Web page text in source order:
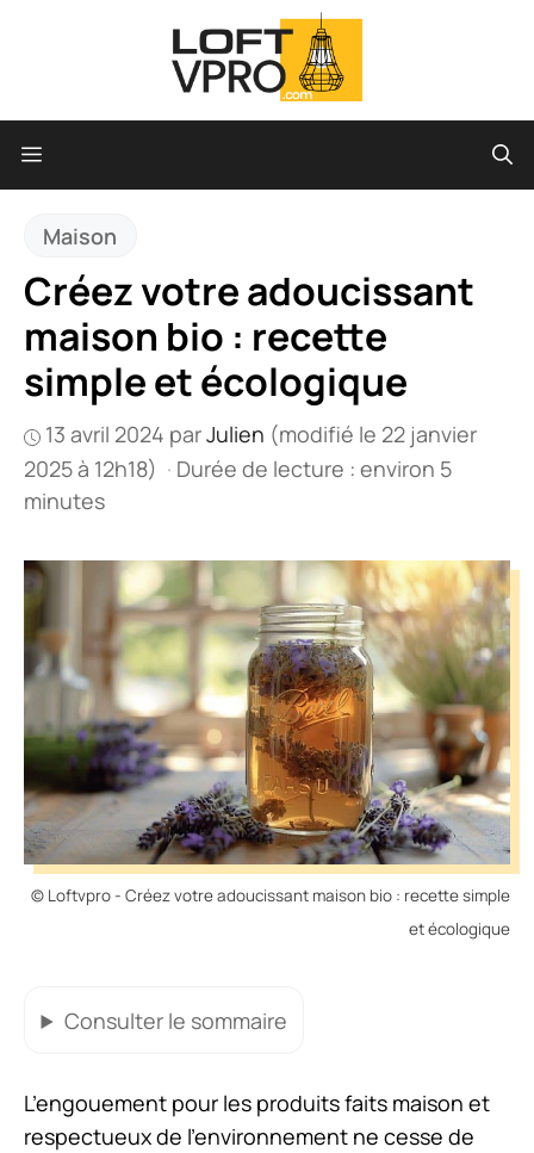
Menu
Maison
Créez votre adoucissant
maison bio : recette
simple et écologique
13 avril 2024 parJulien (modifié le 22 janvier
2025 à 12h18) · Durée de lecture : environ 5
minutes
© Loftvpro - Créez votre adoucissant maison bio : recette simple
et écologique
Consulter le sommaire
L’engouement pour les produits faits maison et
respectueux de l’environnement ne cesse de